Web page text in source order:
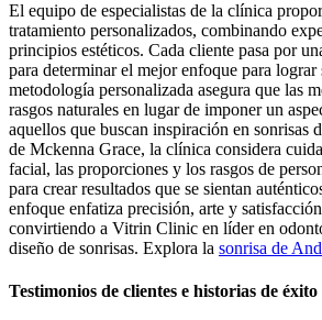
El equipo de especialistas de la clínica
tratamiento personalizados, combinando
principios estéticos. Cada cliente pasa por
para determinar el mejor enfoque para lograr
metodología personalizada asegura que las
rasgos naturales en lugar de imponer un
aquellos que buscan inspiración en sonrisas
de Mckenna Grace, la clínica considera
facial, las proporciones y los rasgos de
para crear resultados que se sientan
enfoque enfatiza precisión, arte y
convirtiendo a Vitrin Clinic en líder en
diseño de sonrisas. Explora la sonrisa de
Testimonios de clientes e historias de éxito